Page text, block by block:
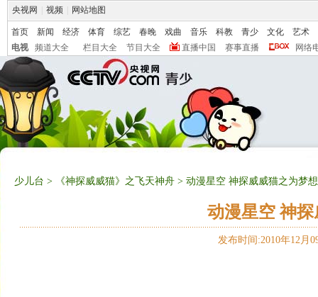
央视网 视频 网站地图
首页 新闻 经济 体育 综艺 春晚 戏曲 音乐 科教 青少 文化
艺术
电视
频道大全 栏目大全 节目大全 直播中国 赛事直播 网络
少儿台 > 《神探威威猫》之飞天神舟 > 动漫星空 神探威威猫之为梦
动漫星空 神
发布时间:2010年12月